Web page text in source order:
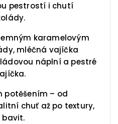
pestrostí i chutí
karamelovým
mléčná vajíčka
náplní a pestré
potěšením – od
chuť až po textury,
bavit.